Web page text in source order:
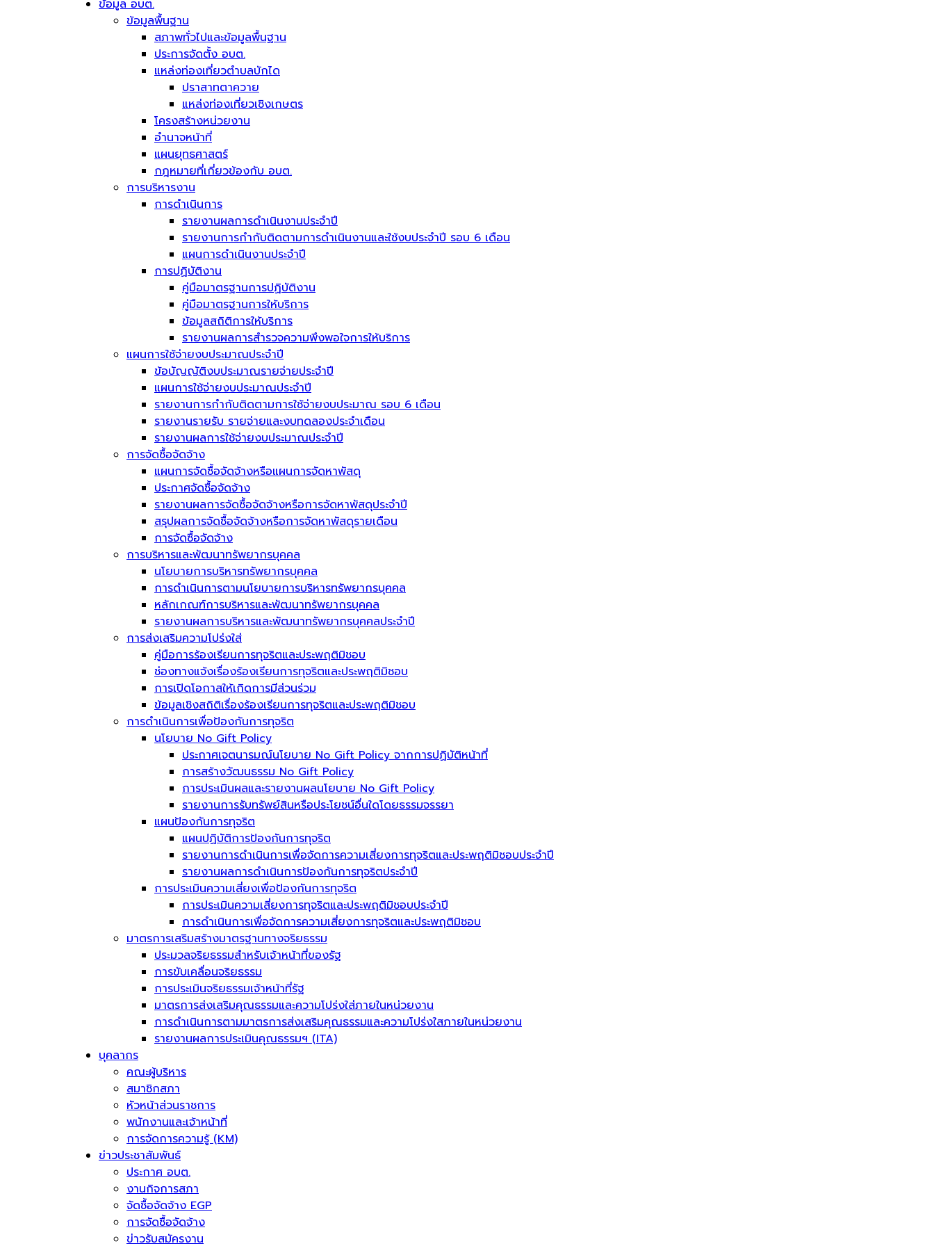
ข้อมูล อบต.
ข้อมูลพื้นฐาน
สภาพทั่วไปและข้อมูลพื้นฐาน
ประการจัดตั้ง อบต.
แหล่งท่องเที่ยวตำบลบักได
ปราสาทตาควาย
แหล่งท่องเที่ยวเชิงเกษตร
โครงสร้างหน่วยงาน
อำนาจหน้าที่
แผนยุทธศาสตร์
กฎหมายที่เกี่ยวข้องกับ อบต.
การบริหารงาน
การดำเนินการ
รายงานผลการดำเนินงานประจำปี
รายงานการกำกับติดตามการดำเนินงานและใช้งบประจำปี รอบ 6 เดือน
แผนการดำเนินงานประจำปี
การปฏิบัติงาน
คู่มือมาตรฐานการปฏิบัติงาน
คู่มือมาตรฐานการให้บริการ
ข้อมูลสถิติการให้บริการ
รายงานผลการสำรวจความพึงพอใจการให้บริการ
แผนการใช้จ่ายงบประมาณประจำปี
ข้อบัญญัติงบประมาณรายจ่ายประจำปี
แผนการใช้จ่ายงบประมาณประจำปี
รายงานการกำกับติดตามการใช้จ่ายงบประมาณ รอบ 6 เดือน
รายงานรายรับ รายจ่ายและงบทดลองประจำเดือน
รายงานผลการใช้จ่ายงบประมาณประจำปี
การจัดซื้อจัดจ้าง
แผนการจัดซื้อจัดจ้างหรือแผนการจัดหาพัสดุ
ประกาศจัดซื้อจัดจ้าง
รายงานผลการจัดซื้อจัดจ้างหรือการจัดหาพัสดุประจำปี
สรุปผลการจัดซื้อจัดจ้างหรือการจัดหาพัสดุรายเดือน
การจัดซื้อจัดจ้าง
การบริหารและพัฒนาทรัพยากรบุคคล
นโยบายการบริหารทรัพยากรบุคคล
การดำเนินการตามนโยบายการบริหารทรัพยากรบุคคล
หลักเกณฑ์การบริหารและพัฒนาทรัพยากรบุคคล
รายงานผลการบริหารและพัฒนาทรัพยากรบุคคลประจำปี
การส่งเสริมความโปร่งใส่
คู่มือการร้องเรียนการทุจริตและประพฤติมิชอบ
ช่องทางแจ้งเรื่องร้องเรียนการทุจริตและประพฤติมิชอบ
การเปิดโอกาสให้เกิดการมีส่วนร่วม
ข้อมูลเชิงสถิติเรื่องร้องเรียนการทุจริตและประพฤติมิชอบ
การดำเนินการเพื่อป้องกันการทุจริต
นโยบาย No Gift Policy
ประกาศเจตนารมณ์นโยบาย No Gift Policy จากการปฏิบัติหน้าที่
การสร้างวัฒนธรรม No Gift Policy
การประเมินผลและรายงานผลนโยบาย No Gift Policy
รายงานการรับทรัพย์สินหรือประโยชน์อื่นใดโดยธรรมจรรยา
แผนป้องกันการทุจริต
แผนปฏิบัติการป้องกันการทุจริต
รายงานการดำเนินการเพื่อจัดการความเสี่ยงการทุจริตและประพฤติมิชอบประจำปี
รายงานผลการดำเนินการป้องกันการทุจริตประจำปี
การประเมินความเสี่ยงเพื่อป้องกันการทุจริต
การประเมินความเสี่ยงการทุจริตและประพฤติมิชอบประจำปี
การดำเนินการเพื่อจัดการความเสี่ยงการทุจริตและประพฤติมิชอบ
มาตรการเสริมสร้างมาตรฐานทางจริยธรรม
ประมวลจริยธรรมสำหรับเจ้าหน้าที่ของรัฐ
การขับเคลื่อนจริยธรรม
การประเมินจริยธรรมเจ้าหน้าที่รัฐ
มาตรการส่งเสริมคุณธรรมและความโปร่งใส่ภายในหน่วยงาน
การดำเนินการตามมาตรการส่งเสริมคุณธรรมและความโปร่งใสภายในหน่วยงาน
รายงานผลการประเมินคุณธรรมฯ (ITA)
บุคลากร
คณะผู้บริหาร
สมาชิกสภา
หัวหน้าส่วนราชการ
พนักงานและเจ้าหน้าที่
การจัดการความรู้ (KM)
ข่าวประชาสัมพันธ์
ประกาศ อบต.
งานกิจการสภา
จัดซื้อจัดจ้าง EGP
การจัดซื้อจัดจ้าง
ข่าวรับสมัครงาน